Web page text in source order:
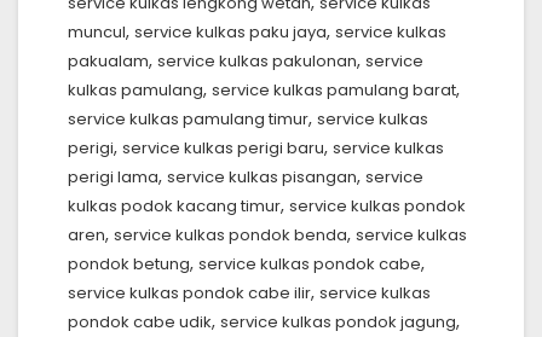
muncul, service kulkas paku jaya, service kulkas
pakualam, service kulkas pakulonan, service
kulkas pamulang, service kulkas pamulang barat,
service kulkas pamulang timur, service kulkas
perigi, service kulkas perigi baru, service kulkas
perigi lama, service kulkas pisangan, service
kulkas podok kacang timur, service kulkas pondok
aren, service kulkas pondok benda, service kulkas
pondok betung, service kulkas pondok cabe,
service kulkas pondok cabe ilir, service kulkas
pondok cabe udik, service kulkas pondok jagung,